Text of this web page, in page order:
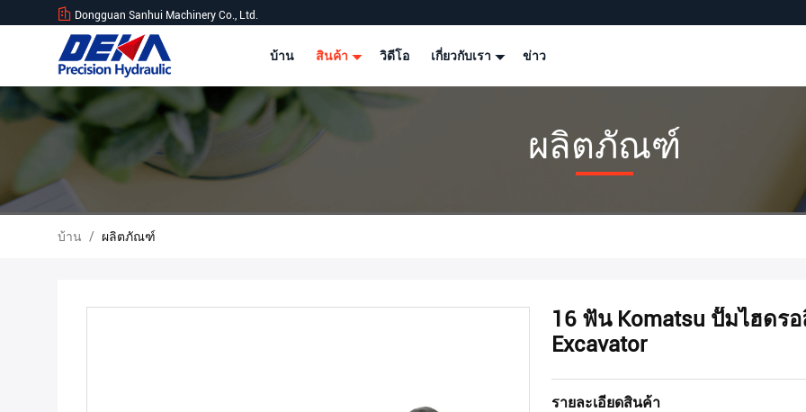
Dongguan Sanhui Machinery Co., Ltd.
บ้าน สินค้า วิดีโอ เกี่ยวกับเรา ข่าว
ผลิตภัณฑ์
บ้าน / ผลิตภัณฑ์
16 ฟัน Komatsu ปั๊มไฮดร
Excavator
รายละเอียดสินค้า